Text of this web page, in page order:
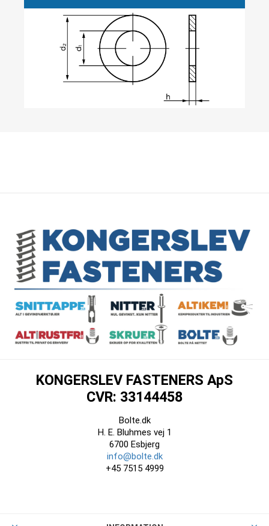
KONGERSLEV FASTENERS ApS
CVR: 33144458
Bolte.dk
H. E. Bluhmes vej 1
6700 Esbjerg
info@bolte.dk
+45 7515 4999